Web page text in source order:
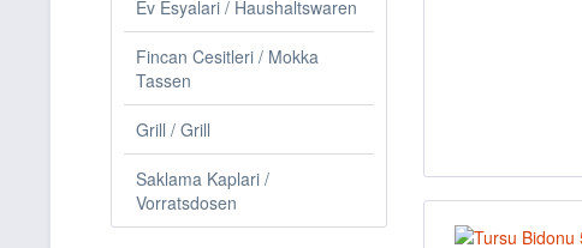
Ev Esyalari / Haushaltswaren
Fincan Cesitleri / Mokka
Tassen
Grill / Grill
Saklama Kaplari /
Vorratsdosen